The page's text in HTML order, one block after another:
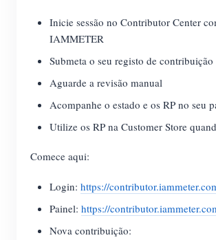
Inicie sessão no Contributor Center
IAMMETER
Submeta o seu registo de contribuição
Aguarde a revisão manual
Acompanhe o estado e os RP no seu
Utilize os RP na Customer Store
Comece aqui:
Login: https://
Painel: https://
Nova contribuição: